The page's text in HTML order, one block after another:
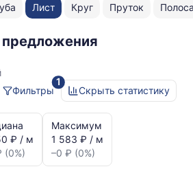
Лист Круг Пруток
2006
1
Фильтры
Скрыть статистику
₽ / м
(0%)
Максимум
1 583 ₽ / м
–0 ₽ (0%)